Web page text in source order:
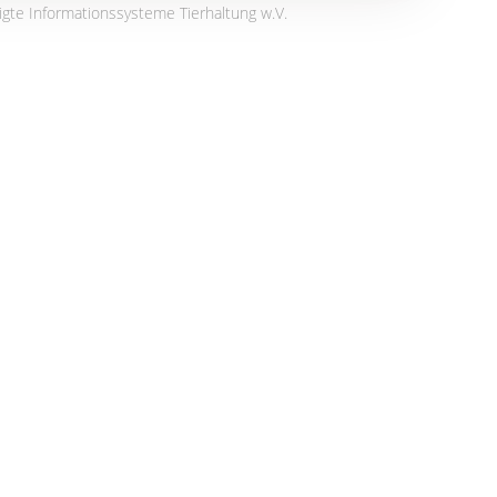
Informationssysteme Tierhaltung w.V.